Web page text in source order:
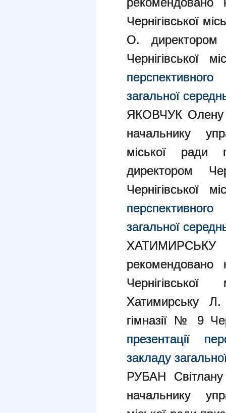
Чернігівської
О.
Чернігівської
загальної
ЯКОВЧУК Олену
начальнику
міської
директором
Чернігівської
загальної
ХАТИМИРСЬКУ
рекомендовано
Хатимирську Л.
гімназії № 9
презентації
закладу
РУБАН
начальнику